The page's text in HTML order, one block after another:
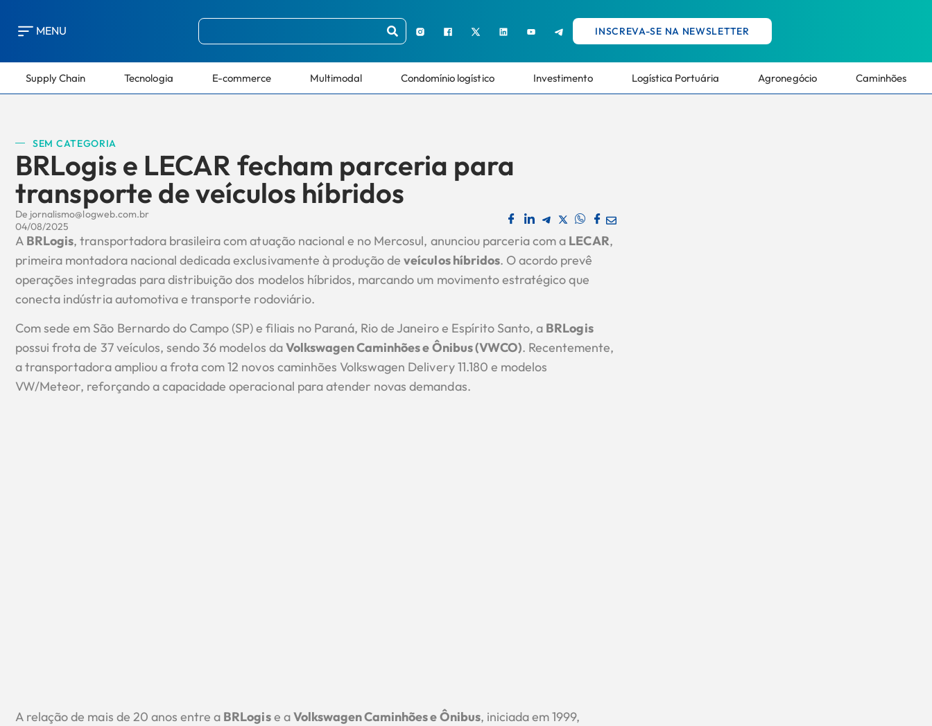
MENU INSCREVA-SE NA NEWSLETTER
Supply Chain Tecnologia E-commerce Multimodal Condomínio logístico Investimento Logística Portuária Agronegócio Caminhões
SEM CATEGORIA
BRLogis e LECAR fecham parceria para
transporte de veículos híbridos
De jornalismo@logweb.com.br
04/08/2025
A BRLogis, transportadora brasileira com atuação nacional e no Mercosul, anunciou parceria com a LECAR,
primeira montadora nacional dedicada exclusivamente à produção deveículos híbridos. O acordo prevê
operações integradas para distribuição dos modelos híbridos, marcando um movimento estratégico que
conecta indústria automotiva e transporte rodoviário.
Com sede em São Bernardo do Campo (SP) e filiais no Paraná, Rio de Janeiro e Espírito Santo, a BRLogis
possui frota de 37 veículos, sendo 36 modelos daVolkswagen Caminhões e Ônibus (VWCO). Recentemente,
a transportadora ampliou a frota com 12 novos caminhões Volkswagen Delivery 11.180 e modelos
VW/Meteor, reforçando a capacidade operacional para atender novas demandas.
A relação de mais de 20 anos entre a BRLogise aVolkswagen Caminhões e Ônibus, iniciada em 1999,